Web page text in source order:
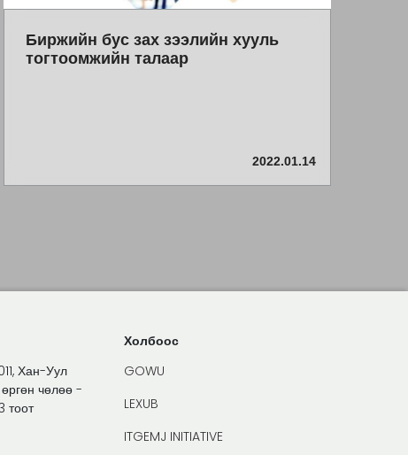
Биржийн бус зах зээлийн хууль
тогтоомжийн талаар
2022.01.14
Хан-Уул
чөлөө -
тоот
Холбоос
GOWU
LEXUB
ITGEMJ INITIATIVE